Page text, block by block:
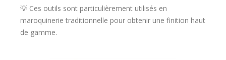
💡 Ces outils sont particulièrement utilisés en
maroquinerie traditionnelle pour obtenir une finition haut
de gamme.